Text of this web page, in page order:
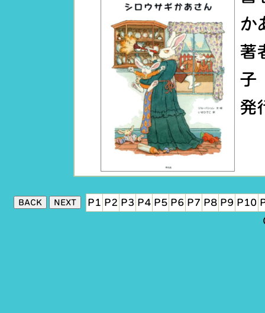
か
著
子
発
P1 P2 P3 P4 P5 P6 P7 P8 P9 P10